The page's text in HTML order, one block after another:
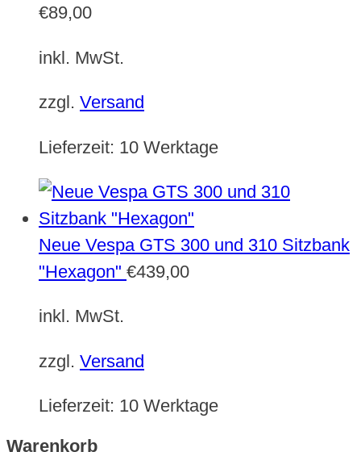
€89,00
inkl. MwSt.
zzgl. Versand
Lieferzeit: 10 Werktage
Neue Vespa GTS 300 und 310 Sitzbank
"Hexagon" €439,00
inkl. MwSt.
zzgl. Versand
Lieferzeit: 10 Werktage
Warenkorb